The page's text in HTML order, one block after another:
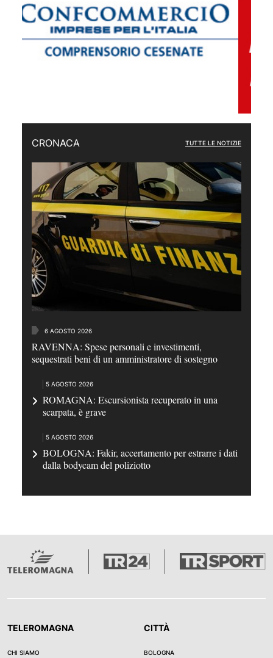
CRONACA TUTTE LE NOTIZIE
6 AGOSTO 2026
RAVENNA: Spese personali e investimenti,
sequestrati beni di un amministratore di sostegno
5 AGOSTO 2026
ROMAGNA: Escursionista recuperato in una
scarpata, è grave
5 AGOSTO 2026
BOLOGNA: Fakir, accertamento per estrarre i dati
dalla bodycam del poliziotto
TELEROMAGNA
CHI SIAMO
CITTÀ
BOLOGNA